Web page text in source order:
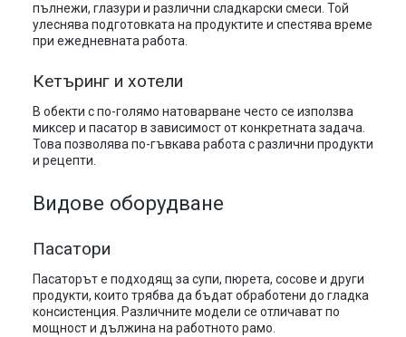
пълнежи, глазури и различни сладкарски смеси. Той
улеснява подготовката на продуктите и спестява време
при ежедневната работа.
Кетъринг и хотели
В обекти с по-голямо натоварване често се използва
миксер и пасатор в зависимост от конкретната задача.
Това позволява по-гъвкава работа с различни продукти
и рецепти.
Видове оборудване
Пасатори
Пасаторът е подходящ за супи, пюрета, сосове и други
продукти, които трябва да бъдат обработени до гладка
консистенция. Различните модели се отличават по
мощност и дължина на работното рамо.